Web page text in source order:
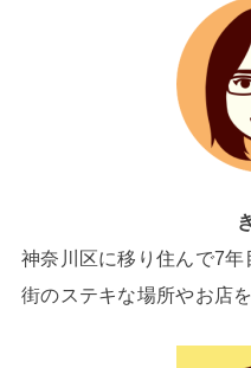
神奈川区に移り住んで7
街のステキな場所やお店